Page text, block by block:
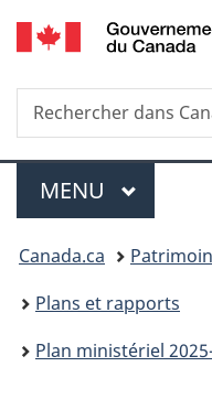
Recherche
Rechercher
dans
Menu
MENU PRINCIPAL
Vous
êtes
ici :
Canada.ca
Plans et rapports
Plan ministériel